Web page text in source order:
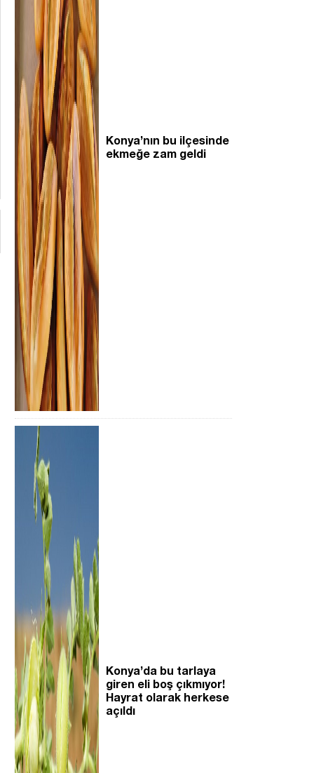
Konya’nın bu ilçesinde
ekmeğe zam geldi
Konya’da bu tarlaya
giren eli boş çıkmıyor!
Hayrat olarak herkese
açıldı